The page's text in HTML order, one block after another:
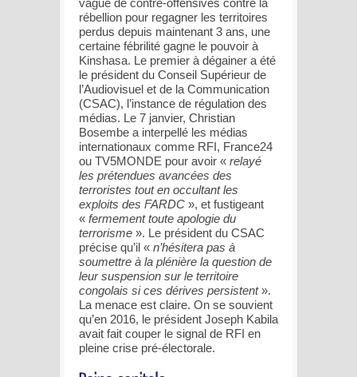
rébellion pour regagner les territoires
perdus depuis maintenant 3 ans, une
certaine fébrilité gagne le pouvoir à
Kinshasa. Le premier à dégainer a été
le président du Conseil Supérieur de
l’Audiovisuel et de la Communication
(CSAC), l’instance de régulation des
médias. Le 7 janvier, Christian
Bosembe a interpellé les médias
internationaux comme RFI, France24
ou TV5MONDE pour avoir « relayé
les prétendues avancées des
terroristes tout en occultant les
exploits des FARDC », et fustigeant
« fermement toute apologie du
terrorisme ». Le président du CSAC
précise qu’il « n’hésitera pas à
soumettre à la plénière la question de
leur suspension sur le territoire
congolais si ces dérives persistent».
La menace est claire. On se souvient
qu’en 2016, le président Joseph Kabila
avait fait couper le signal de RFI en
pleine crise pré-électorale.